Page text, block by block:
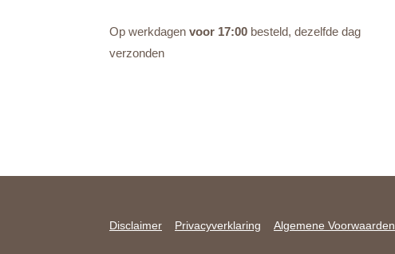
Op werkdagen voor 17:00 besteld, dezelfde dag
verzonden
Disclaimer Privacyverklaring Algemene Voorwaarden